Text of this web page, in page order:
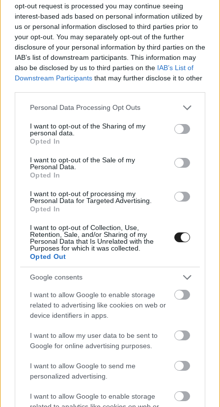
opt-out request is processed you may continue seeing
interest-based ads based on personal information utilized by
us or personal information disclosed to third parties prior to
your opt-out. You may separately opt-out of the further
disclosure of your personal information by third parties on the
IAB’s list of downstream participants. This information may
also be disclosed by us to third parties on the IAB’s List of
Downstream Participants that may further disclose it to other
Please note that this website/app uses one or more Google
not limited to your visit or usage behaviour. You may click to
grant or deny consent to Google and its third-party tags to
use your data for below specified purposes in below Google
consent section.
Personal Data Processing Opt Outs
I want to opt-out of the Sharing of my
personal data.
Opted In
I want to opt-out of the Sale of my
Personal Data.
Opted In
I want to opt-out of processing my
Personal Data for Targeted Advertising.
Opted In
I want to opt-out of Collection, Use,
Retention, Sale, and/or Sharing of my
Personal Data that Is Unrelated with the
Purposes for which it was collected.
Opted Out
Google consents
I want to allow Google to enable storage
related to advertising like cookies on web or
device identifiers in apps.
I want to allow my user data to be sent to
Google for online advertising purposes.
I want to allow Google to send me
personalized advertising.
I want to allow Google to enable storage
két évvel ezelőtti McLaren MCL60-ast egy
zandvoorti privát teszten, most hétvégén pedig
a Red Bull Ringen első hivatalos szereplését is
megejtheti egy nagydíjon: a nyitóedzésen ő
vezeti majd az egyik autót, s Lando Norrisnak
kell átadnia számára a helyét.
McLaren @McLarenF1
P19 ➡️ P2
Alex Dunne's drive in the #F2 Sprint race
was muy bueno 👏#McLaren